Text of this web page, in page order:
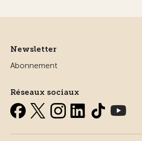
Newsletter
Abonnement
Réseaux sociaux